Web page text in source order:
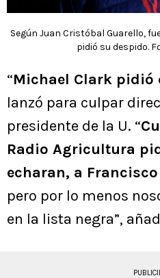
Según Juan Cristóbal Guarello,
pidió su despido.
“Michael Clark pidió
lanzó para culpar
presidente de la U. “
Radio Agricultura
echaran, a
pero por lo menos
en la lista negra”,